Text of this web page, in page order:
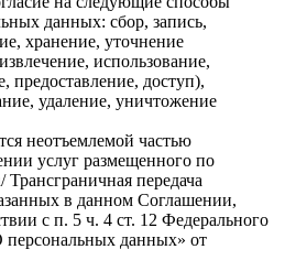
данных: сбор, запись,
хранение, уточнение
использование,
предоставление, доступ),
удаление, уничтожение
неотъемлемой частью
услуг размещенного по
Трансграничная передача
в данном Соглашении,
с п. 5 ч. 4 ст. 12 Федерального
данных» от